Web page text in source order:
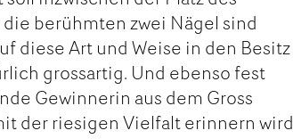
berühmten zwei Nägel sind
diese Art und Weise in den Besitz
grossartig. Und ebenso fest
Gewinnerin aus dem Gross
der riesigen Vielfalt erinnern wird